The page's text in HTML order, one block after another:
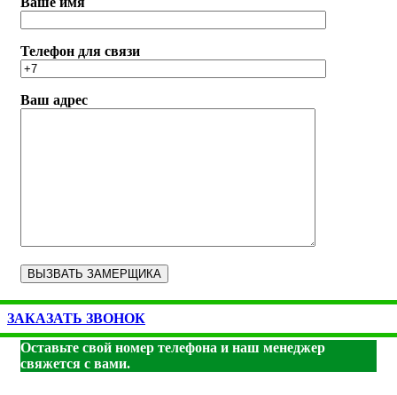
Телефон для связи
Ваш адрес
ЗАКАЗАТЬ ЗВОНОК
Оставьте свой номер телефона и наш менеджер
свяжется с вами.